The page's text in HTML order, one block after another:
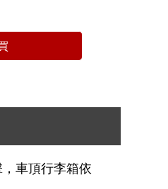
車頂行李箱依